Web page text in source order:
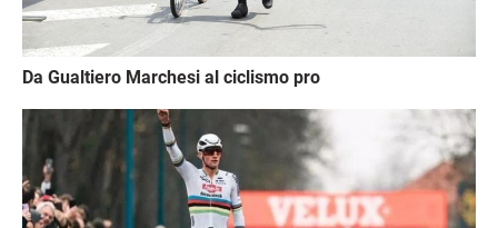
Da Gualtiero Marchesi al ciclismo pro